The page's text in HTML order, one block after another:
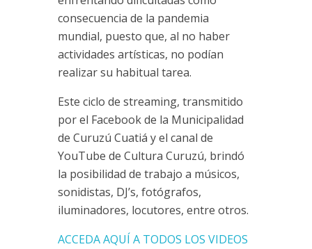
consecuencia de la pandemia
mundial, puesto que, al no haber
actividades artísticas, no podían
realizar su habitual tarea.
Este ciclo de streaming, transmitido
por el Facebook de la Municipalidad
de Curuzú Cuatiá y el canal de
YouTube de Cultura Curuzú, brindó
la posibilidad de trabajo a músicos,
sonidistas, DJ’s, fotógrafos,
iluminadores, locutores, entre otros.
ACCEDA AQUÍ A TODOS LOS VIDEOS